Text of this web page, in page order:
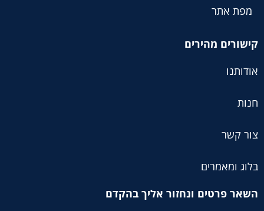
מפת אתר
קישורים מהירים
אודותנו
חנות
צור קשר
בלוג ומאמרים
השאר פרטים ונחזור אליך בהקדם